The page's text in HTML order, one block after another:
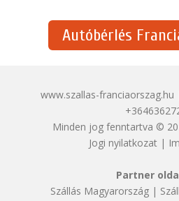
Autóbérlés
www.szallas-
Minden jog fenntartva ©
Jogi nyilatkozat|
Partner
Szállás Magyarország|